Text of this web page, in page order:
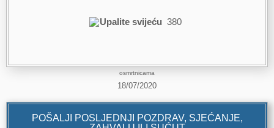
Upalite svijeću 380
osmrtnicama
18/07/2020
POŠALJI POSLJEDNJI POZDRAV, SJEĆANJE,